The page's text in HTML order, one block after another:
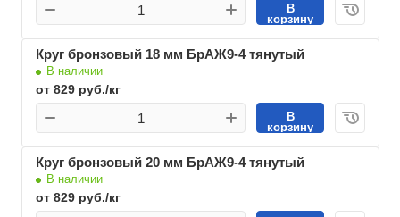
В
корзину
Круг бронзовый 18 мм БрАЖ9-4 тянутый
В наличии
от 829 руб./кг
В
корзину
Круг бронзовый 20 мм БрАЖ9-4 тянутый
В наличии
от 829 руб./кг